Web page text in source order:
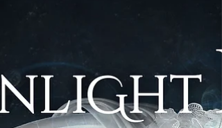
Single'ını Tanıttı
Messa'nın son single'ı. Michele Tedesco'nun
trompet solosunun da yer aldığı bu çarpıcı
parça,...